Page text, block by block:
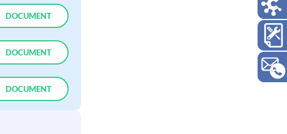
DOCUMENT
DOCUMENT
DOCUMENT